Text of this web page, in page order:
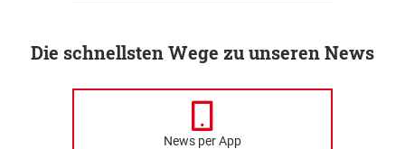
Die schnellsten Wege zu unseren News
News per App